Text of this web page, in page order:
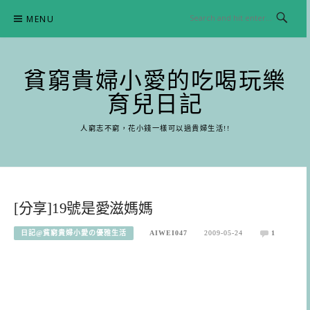
content
MENU
貧窮貴婦小愛的吃喝玩樂
育兒日記
人窮志不窮，花小錢一樣可以過貴婦生活!!
[分享]19號是愛滋媽媽
日記@貧窮貴婦小愛の優雅生活 AIWEI047 2009-05-24 1